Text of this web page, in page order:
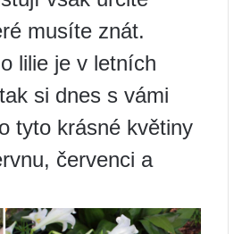
musíte znát.
lilie je v letních
si dnes s vámi
tyto krásné květiny
červenci a